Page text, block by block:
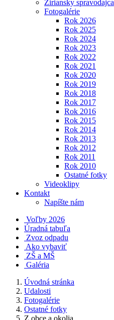
Žiriansky spravodajca
Fotogalérie
Rok 2026
Rok 2025
Rok 2024
Rok 2023
Rok 2022
Rok 2021
Rok 2020
Rok 2019
Rok 2018
Rok 2017
Rok 2016
Rok 2015
Rok 2014
Rok 2013
Rok 2012
Rok 2011
Rok 2010
Ostatné fotky
Videoklipy
Kontakt
Napíšte nám
Voľby 2026
Úradná tabuľa
Zvoz odpadu
Ako vybaviť
ZŠ a MŠ
Galéria
Úvodná stránka
Udalosti
Fotogalérie
Ostatné fotky
Z obce a okolia